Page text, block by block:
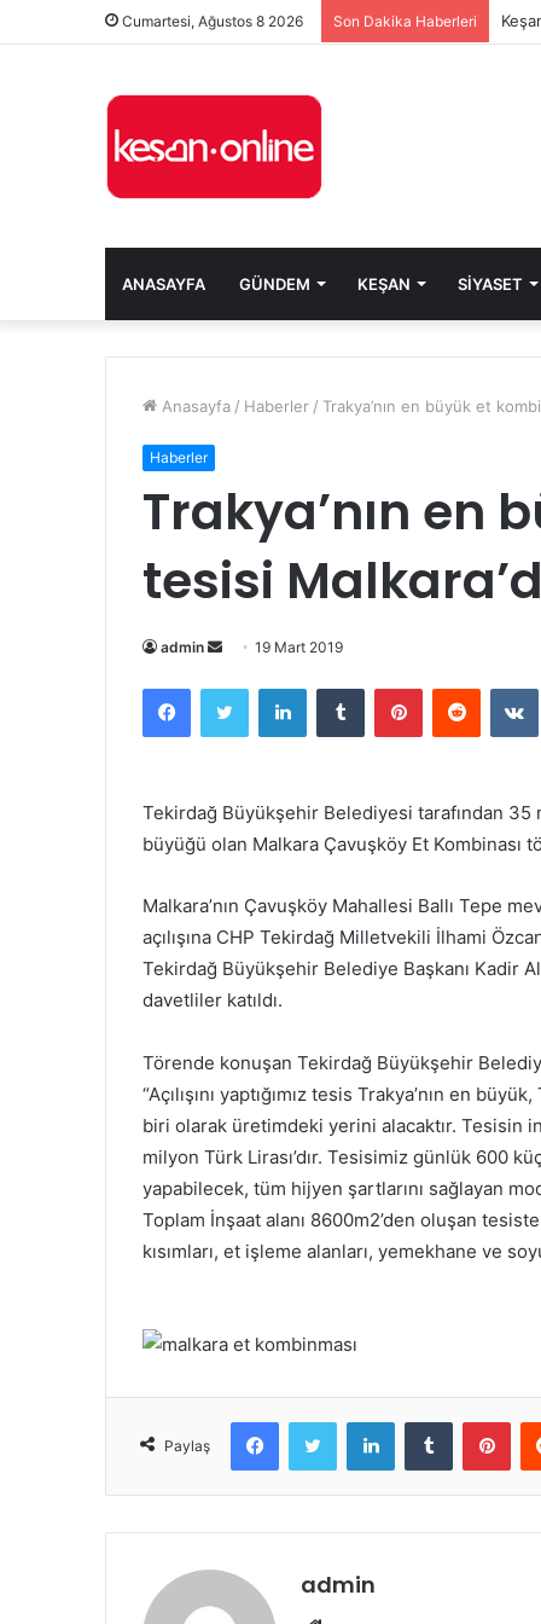
Cumartesi, Ağustos 8 2026 Son Dakika Haberleri
ANASAYFA GÜNDEM KEŞAN SIYASET
Anasayfa / Haberler / Trakya’nın en büyük et
Haberler
Trakya’nın en
tesisi
admin
r
e
o
s
a
g
ö
n
e
k
19 Mart 2019
Tekirdağ Büyükşehir Belediyesi tarafından 35
büyüğü olan Malkara Çavuşköy Et Kombinası
Malkara’nın Çavuşköy Mahallesi Ballı Tepe
açılışına CHP Tekirdağ Milletvekili İlhami
Tekirdağ Büyükşehir Belediye Başkanı Kadir
davetliler katıldı.
Törende konuşan Tekirdağ Büyükşehir
“Açılışını yaptığımız tesis Trakya’nın en
biri olarak üretimdeki yerini alacaktır. Tesisin
milyon Türk Lirası’dır. Tesisimiz günlük 600
yapabilecek, tüm hijyen şartlarını sağlayan
Toplam İnşaat alanı 8600m2’den oluşan
kısımları, et işleme alanları, yemekhane ve
Paylaş
admin